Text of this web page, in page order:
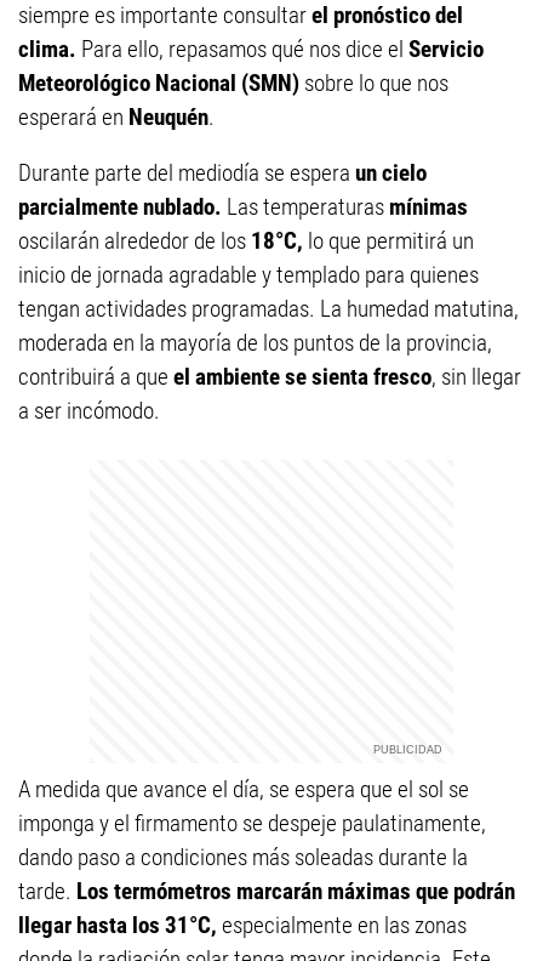
siempre es importante consultarel pronóstico del
clima. Para ello, repasamos qué nos dice el Servicio
Meteorológico Nacional (SMN) sobre lo que nos
esperará en Neuquén.
Durante parte del mediodía se espera un cielo
parcialmente nublado. Las temperaturas mínimas
oscilarán alrededor de los 18°C, lo que permitirá un
inicio de jornada agradable y templado para quienes
tengan actividades programadas. La humedad matutina,
moderada en la mayoría de los puntos de la provincia,
contribuirá a que el ambiente se sienta fresco, sin llegar
a ser incómodo.
A medida que avance el día, se espera que el sol se
imponga y el firmamento se despeje paulatinamente,
dando paso a condiciones más soleadas durante la
tarde. Los termómetros marcarán máximas que podrán
llegar hasta los 31°C, especialmente en las zonas